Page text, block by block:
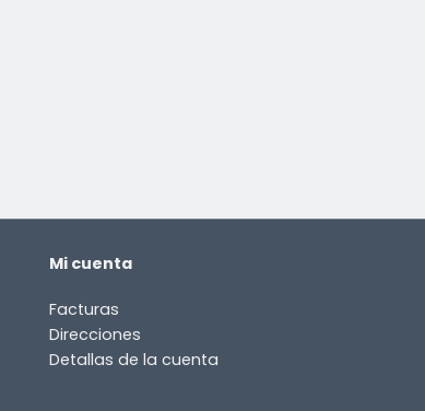
Mi cuenta
Facturas
Direcciones
Detallas de la cuenta